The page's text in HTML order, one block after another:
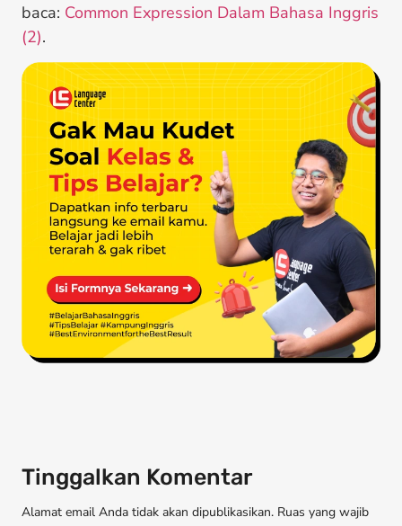
baca: Common Expression Dalam Bahasa Inggris
(2).
Tinggalkan Komentar
Alamat email Anda tidak akan dipublikasikan. Ruas yang wajib